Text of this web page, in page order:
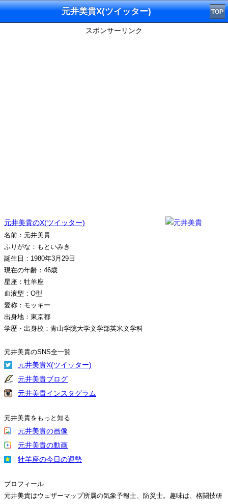
元井美貴X(ツイッター) TOP
スポンサーリンク
元井美貴のX(ツイッター)
名前：元井美貴
ふりがな：もといみき
誕生日：1980年3月29日
現在の年齢：46歳
星座：牡羊座
血液型：O型
愛称：モッキー
出身地：東京都
学歴・出身校：青山学院大学文学部英米文学科
元井美貴のSNS全一覧
元井美貴X(ツイッター)
元井美貴ブログ
元井美貴インスタグラム
元井美貴をもっと知る
元井美貴の画像
元井美貴の動画
牡羊座の今日の運勢
プロフィール
元井美貴はウェザーマップ所属の気象予報士、防災士。趣味は、格闘技研